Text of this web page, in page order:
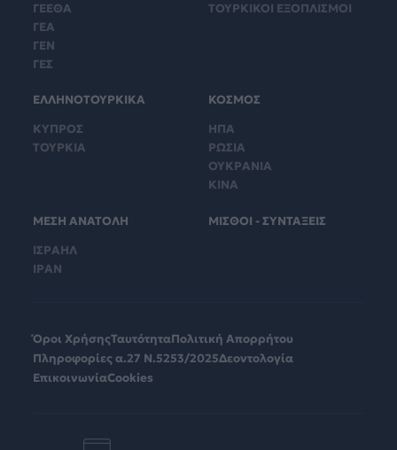
ΓΕΕΘΑ
ΓΕΑ
ΓΕΝ
ΓΕΣ
ΤΟΥΡΚΙΚΟΙ ΕΞΟΠΛΙΣΜΟΙ
ΕΛΛΗΝΟΤΟΥΡΚΙΚΑ
ΚΥΠΡΟΣ
ΤΟΥΡΚΙΑ
ΚΟΣΜΟΣ
ΗΠΑ
ΡΩΣΙΑ
ΟΥΚΡΑΝΙΑ
ΚΙΝΑ
ΜΕΣΗ ΑΝΑΤΟΛΗ
ΙΣΡΑΗΛ
ΙΡΑΝ
ΜΙΣΘΟΙ - ΣΥΝΤΑΞΕΙΣ
Όροι ΧρήσηςΤαυτότηταΠολιτική Απορρήτου
Πληροφορίες α.27 Ν.5253/2025Δεοντολογία
ΕπικοινωνίαCookies